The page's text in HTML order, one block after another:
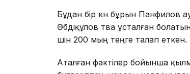
Бұдан бір күн бұрын Панфилов
Әбдіқұлов тва ұсталған
үшін 200 мың теңге талап еткен.
Аталған фактілер бойынша